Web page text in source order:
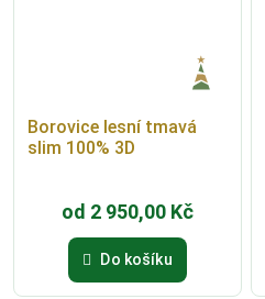
Borovice lesní tmavá
slim 100% 3D
od 2 950,00 Kč
Do košíku